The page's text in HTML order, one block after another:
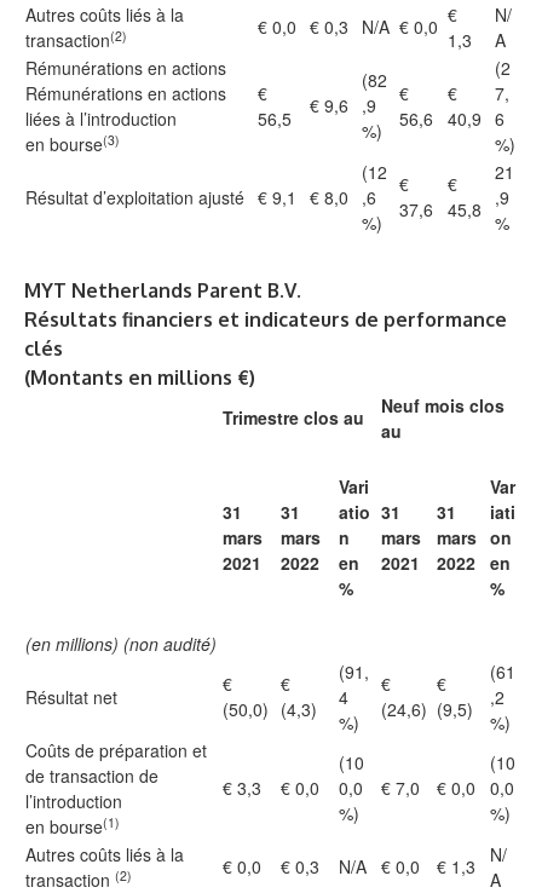
Autres coûts liés à la
transaction(2) € 0,0 € 0,3 N/A € 0,0 €
1,3
N/
A
Rémunérations en actions
Rémunérations en actions
liées à l’introduction
en bourse(3)
€
56,5
€ 9,6
(82
,9
%)
€
56,6
€
40,9
(2
7,
6
%)
Résultat d’exploitation ajusté € 9,1 € 8,0
(12
,6
%)
€
37,6
€
45,8
21
,9
%
MYT Netherlands Parent B.V.
Résultats financiers et indicateurs de performance
clés
(Montants en millions €)
Trimestre clos au
Neuf mois clos
au
31
mars
2021
31
mars
2022
Vari
atio
n
en
%
31
mars
2021
31
mars
2022
Var
iati
on
en
%
(en millions) (non audité)
Résultat net
€
(50,0)
€
(4,3)
(91,
4
%)
€
(24,6)
€
(9,5)
(61
,2
%)
Coûts de préparation et
de transaction de
l’introduction
en bourse(1)
€ 3,3 € 0,0
(10
0,0
%)
€ 7,0 € 0,0
(10
0,0
%)
Autres coûts liés à la
transaction (2) € 0,0 € 0,3 N/A € 0,0 € 1,3
N/
A